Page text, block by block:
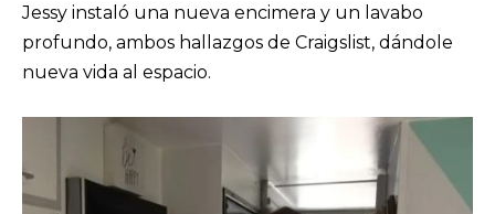
Jessy instaló una nueva encimera y un lavabo
profundo, ambos hallazgos de Craigslist, dándole
nueva vida al espacio.